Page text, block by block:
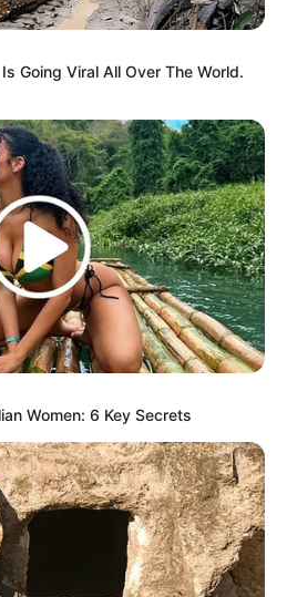
Going Viral All Over The World.
Women: 6 Key Secrets